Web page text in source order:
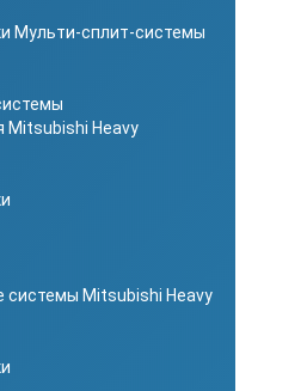
Мульти-сплит-системы
Mitsubishi Heavy
Mitsubishi Heavy